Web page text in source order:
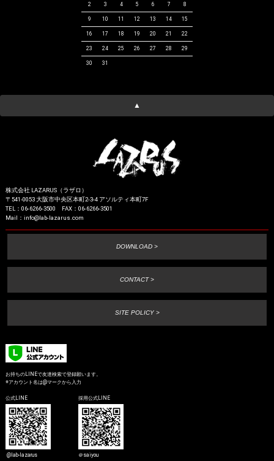
2 3 4 5 6 7 8
9 10 11 12 13 14 15
16 17 18 19 20 21 22
23 24 25 26 27 28 29
30 31
▲
株式会社 LAZARUS（ラザロ）
〒541-0053 大阪市中央区本町2-3-4 アソルティ本町7F
TEL：06-6266-3500 FAX：06-6266-3501
Mail：info@lab-lazarus.com
DOWNLOAD >
CONTACT >
SITE POLICY >
お持ちのLINEで友達検索で登録願います。
※アカウント名は@マークから入力
公式LINE 採用公式LINE
@lab-lazarus ＠saiyou